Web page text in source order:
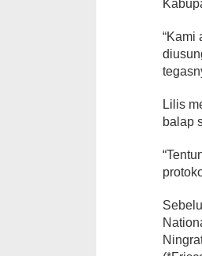
“Kami
Lilis
balap